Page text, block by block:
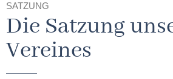
SATZUNG
Die Satzung
Vereines